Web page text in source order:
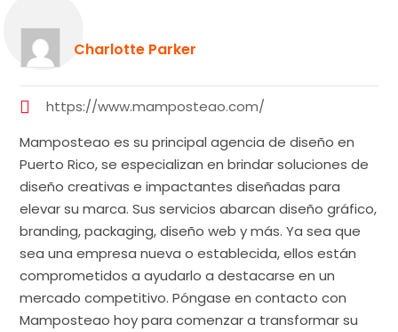
Charlotte Parker
https://www.mamposteao.com/
Mamposteao es su principal agencia de diseño en
Puerto Rico, se especializan en brindar soluciones de
diseño creativas e impactantes diseñadas para
elevar su marca. Sus servicios abarcan diseño gráfico,
branding, packaging, diseño web y más. Ya sea que
sea una empresa nueva o establecida, ellos están
comprometidos a ayudarlo a destacarse en un
mercado competitivo. Póngase en contacto con
Mamposteao hoy para comenzar a transformar su